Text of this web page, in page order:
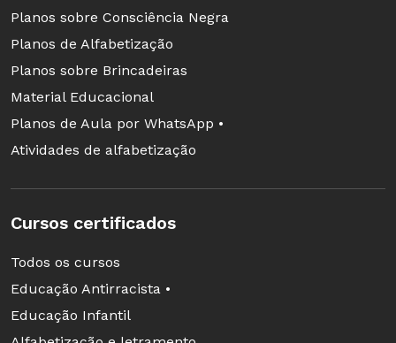
Planos sobre Consciência Negra
Planos de Alfabetização
Planos sobre Brincadeiras
Material Educacional
Planos de Aula por WhatsApp •
Atividades de alfabetização
Cursos certificados
Todos os cursos
Educação Antirracista •
Educação Infantil